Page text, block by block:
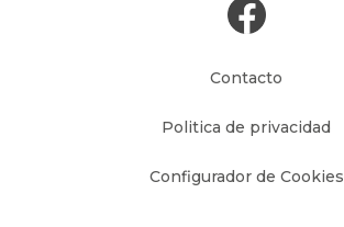
Contacto
Politica de privacidad
Configurador de Cookies